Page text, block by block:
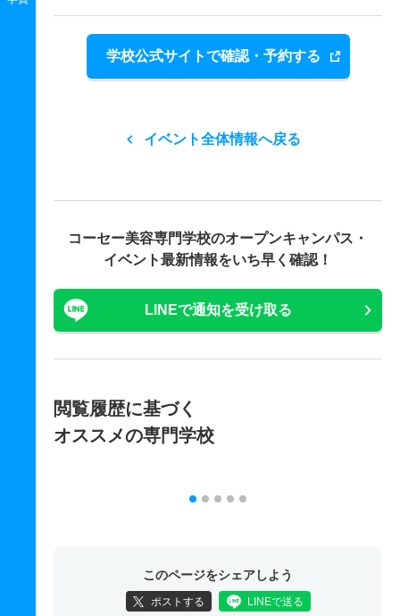
学校公式サイトで確認・予約する
イベント全体情報へ戻る
コーセー美容専門学校のオープンキャンパス・
イベント最新情報をいち早く確認！
LINEで通知を受け取る
閲覧履歴に基づく
オススメの専門学校
このページをシェアしよう
ポストする LINEで送る